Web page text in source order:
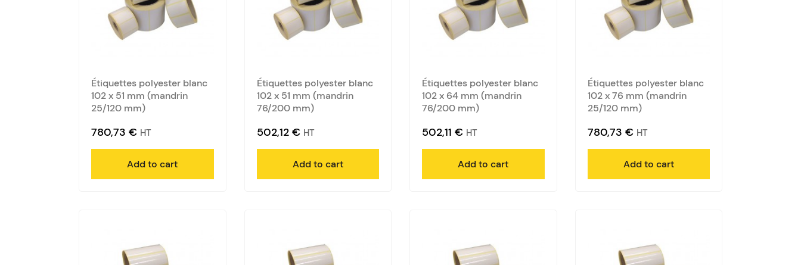
Étiquettes polyester blanc
102 x 51 mm (mandrin
25/120 mm)
780,73 € HT
Add to cart
Étiquettes polyester blanc
102 x 51 mm (mandrin
76/200 mm)
502,12 € HT
Add to cart
Étiquettes polyester blanc
102 x 64 mm (mandrin
76/200 mm)
502,11 € HT
Add to cart
Étiquettes polyester blanc
102 x 76 mm (mandrin
25/120 mm)
780,73 € HT
Add to cart